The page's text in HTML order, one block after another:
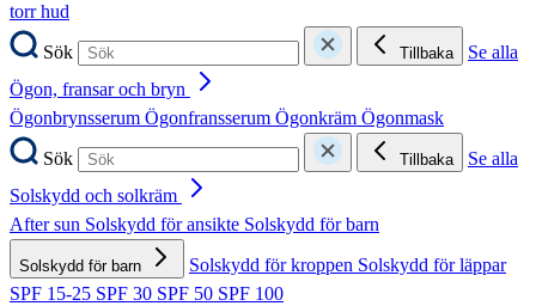
torr hud
Sök
Tillbaka
Se alla
Ögon, fransar och bryn
Ögonbrynsserum Ögonfransserum Ögonkräm Ögonmask
Sök
Tillbaka
Se alla
Solskydd och solkräm
After sun Solskydd för ansikte Solskydd för barn
Solskydd för barn Solskydd för kroppen Solskydd för läppar
SPF 15-25 SPF 30 SPF 50 SPF 100